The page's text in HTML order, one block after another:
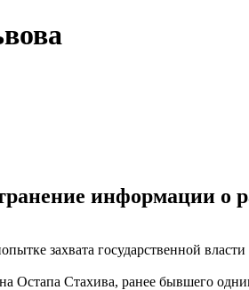
информации
захвата государственной
Остапа Стахива, ранее бывшего